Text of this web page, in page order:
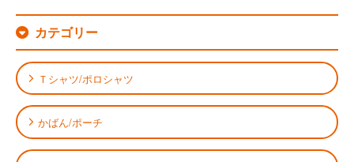
カテゴリー
Ｔシャツ/ポロシャツ
かばん/ポーチ